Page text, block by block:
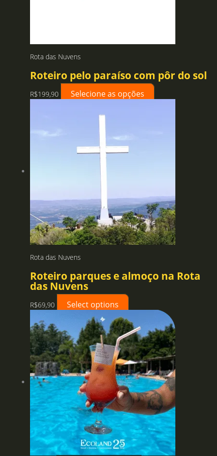
Rota das Nuvens
Roteiro pelo paraíso com pôr do sol
R$199,90 Selecione as opções
Rota das Nuvens
Roteiro parques e almoço na Rota
das Nuvens
R$69,90 Select options